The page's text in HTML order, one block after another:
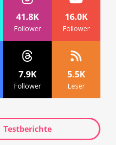
41.8K
Follower
16.0K
Follower
7.9K
Follower
5.5K
Leser
Testberichte